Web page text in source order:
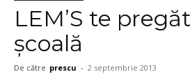
LEM’S te
școală
De către prescu - 2 septembrie 2013